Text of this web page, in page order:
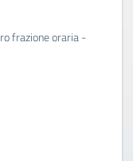
frazione oraria -